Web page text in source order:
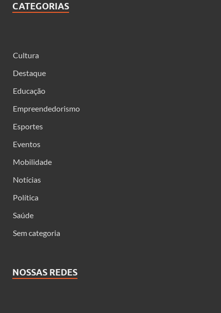
CATEGORIAS
Cultura
Destaque
Educação
Empreendedorismo
Esportes
Eventos
Mobilidade
Notícias
Política
Saúde
Sem categoria
NOSSAS REDES